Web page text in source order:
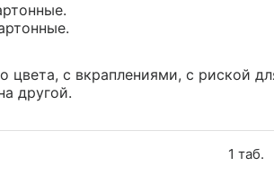
цвета, с вкраплениями, с риской
другой.
1 таб.